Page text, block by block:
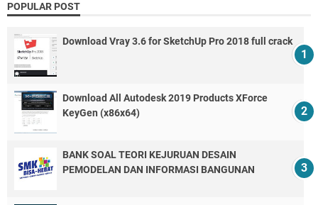
POPULAR POST
Download Vray 3.6 for SketchUp Pro 2018 full crack
Download All Autodesk 2019 Products XForce
KeyGen (x86x64)
BANK SOAL TEORI KEJURUAN DESAIN
PEMODELAN DAN INFORMASI BANGUNAN